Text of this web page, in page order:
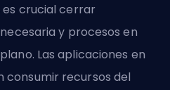
es crucial cerrar
y procesos en
Las aplicaciones en
consumir recursos del